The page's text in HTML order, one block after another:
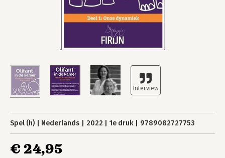
Spel (h) Nederlands 2022 1e druk 9789082727753
€ 24,95